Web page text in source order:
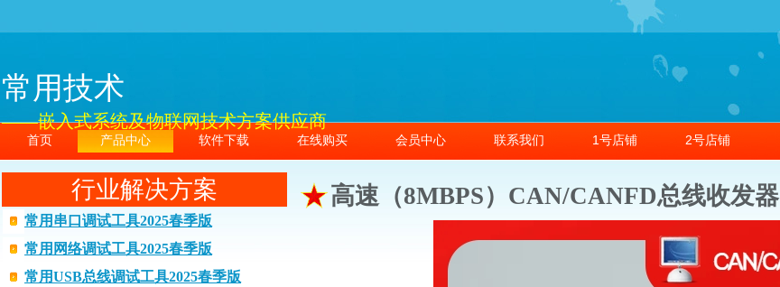
常用技术
——嵌入式系统及物联网技术方案供应商
首页 产品中心 软件下载 在线购买 会员中心 联系我们 1号店铺 2号店铺
行业解决方案
常用串口调试工具2025春季版
常用网络调试工具2025春季版
常用USB总线调试工具2025春季版
高速（8MBPS）CAN/CANFD总线收发器